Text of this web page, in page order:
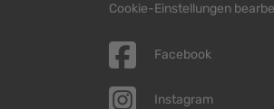
Cookie-Einstellungen
Facebook
Instagram